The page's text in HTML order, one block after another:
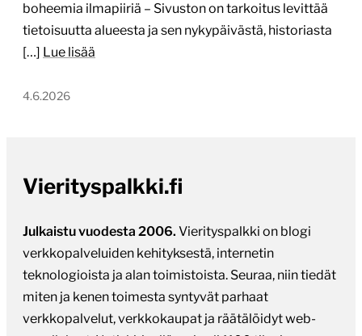
boheemia ilmapiiriä – Sivuston on tarkoitus levittää
tietoisuutta alueesta ja sen nykypäivästä, historiasta
[…] Lue lisää
4.6.2026
Vierityspalkki.fi
Julkaistu vuodesta 2006. Vierityspalkki on blogi
verkkopalveluiden kehityksestä, internetin
teknologioista ja alan toimistoista. Seuraa, niin tiedät
miten ja kenen toimesta syntyvät parhaat
verkkopalvelut, verkkokaupat ja räätälöidyt web-